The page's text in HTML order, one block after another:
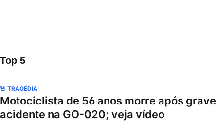
Top 5
🚨 TRAGÉDIA
Motociclista de 56 anos morre após grave
acidente na GO-020; veja vídeo